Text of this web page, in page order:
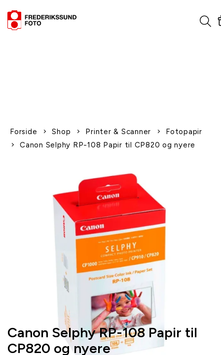
Forside Shop Printer & Scanner
Fotopapir
Canon Selphy RP-108 Papir til CP820 og nyere
Canon Selphy RP-108 Papir til
CP820 og nyere